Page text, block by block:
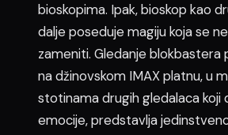
bioskopima. Ipak, bioskop kao
dalje poseduje magiju koja se
zameniti. Gledanje blokbastera
na džinovskom IMAX platnu, u
stotinama drugih gledalaca koji
emocije, predstavlja